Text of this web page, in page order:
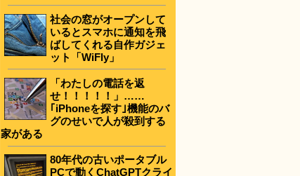
社会の窓がオープンして
いるとスマホに通知を飛
ばしてくれる自作ガジェ
ット「WiFly」
「わたしの電話を返
せ！！！！！」……
｢iPhoneを探す｣機能のバ
グのせいで人が殺到する
家がある
80年代の古いポータブル
PCで動くChatGPTクライ